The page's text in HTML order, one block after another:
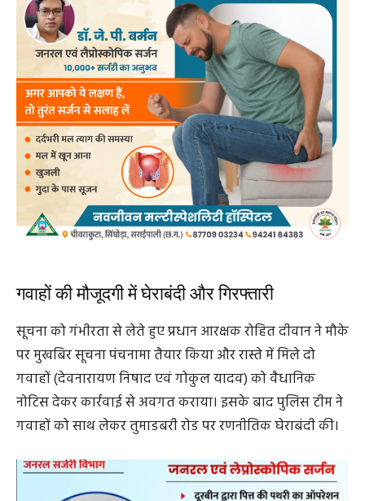
गवाहों की मौजूदगी में घेराबंदी और गिरफ्तारी
सूचना को गंभीरता से लेते हुए प्रधान आरक्षक रोहित दीवान ने मौके
पर मुखबिर सूचना पंचनामा तैयार किया और रास्ते में मिले दो
गवाहों (देवनारायण निषाद एवं गोकुल यादव) को वैधानिक
नोटिस देकर कार्रवाई से अवगत कराया। इसके बाद पुलिस टीम ने
गवाहों को साथ लेकर तुमाडबरी रोड पर रणनीतिक घेराबंदी की।